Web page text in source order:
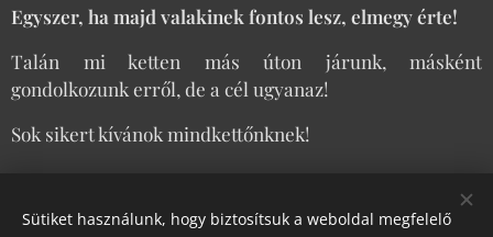
Egyszer, ha majd valakinek fontos lesz, elmegy érte!
Talán mi ketten más úton járunk, másként
gondolkozunk erről, de a cél ugyanaz!
Sok sikert kívánok mindkettőnknek!
Share
Sütiket használunk, hogy biztosítsuk a weboldal megfelelő